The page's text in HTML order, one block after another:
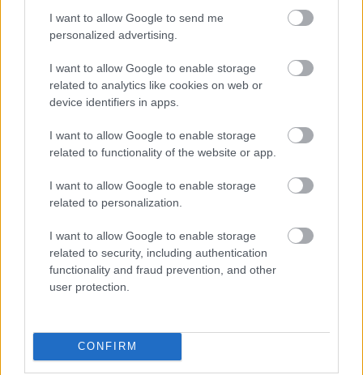
I want to allow Google to send me
personalized advertising.
I want to allow Google to enable storage
related to analytics like cookies on web or
device identifiers in apps.
I want to allow Google to enable storage
related to functionality of the website or app.
I want to allow Google to enable storage
related to personalization.
I want to allow Google to enable storage
related to security, including authentication
functionality and fraud prevention, and other
user protection.
CONFIRM
b) "Ennél nagyobb fost és idegesítőbb énekest
még életemben nem hallottam!"
Az a) esetet énlangyos karriergyilkosság
nak hívom.
A b) esethez meg tegyük hozzá, hogy Fluor Tomi
érkezett meg hozzám. Azóta ő mindenhol ott van a
plakátokon. Milyen igaza van Lovasinak, hogy a
Abban is megegyezhetünk, hogy sajnos elég sok
fogalmatlan (aki csodálkozva hallja másoktól, hogy
hamis énekes), másrészt éppen bal lábbal kelt fel és
nagyobb nyilvánosságot kapó trollnak lehetne
hívni. A jó kritikus friss fül és perspektívát nyújt, a
ráböknél, hogy "te írsz a lemezemről". Lutri ez a
javából, statisztikailag pedig értelmezhetetlen 1
azaz egy ember véleménye (még ha a legnépszerűbb